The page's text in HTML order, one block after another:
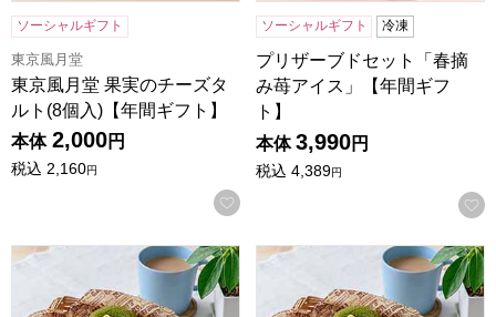
ソーシャルギフト
東京風月堂
東京風月堂 果実のチーズタ
ルト(8個入)【年間ギフト】
本体 2,000円
税込 2,160円
お気に入りに登録する
ソーシャルギフト 冷凍
プリザーブドセット「春摘
み苺アイス」【年間ギフ
ト】
本体 3,990円
税込 4,389円
アニマルドーナツ 12個[ANM-30]【年間ギフト】
アニマルドーナツ 10個[ANM-